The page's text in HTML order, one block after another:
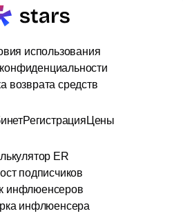
использования
возврата средств
Регистрация Цены
ER
подписчиков
инфлюенсеров
инфлюенсера